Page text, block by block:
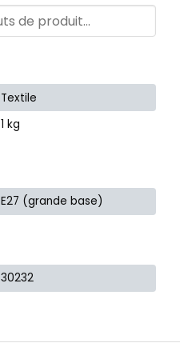
Textile
1 kg
E27 (grande base)
30232